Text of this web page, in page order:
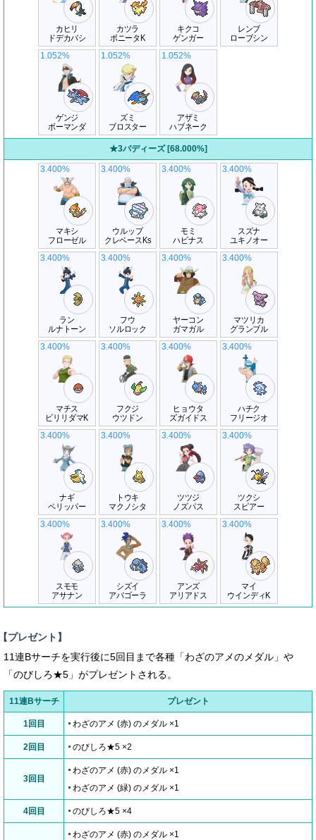
カヒリ
ドデカバシ
カツラ
ポニータK
キクコ
ゲンガー
レンブ
ローブシン
ゲンジ
ボーマンダ
1.052%
ズミ
ブロスター
1.052%
アザミ
ハブネーク
1.052%
★3バディーズ [68.000%]
マキシ
フローゼル
3.400%
ウルップ
クレベースKs
3.400%
モミ
ハピナス
3.400%
スズナ
ユキノオー
3.400%
ラン
ルナトーン
3.400%
フウ
ソルロック
3.400%
ヤーコン
ガマガル
3.400%
マツリカ
グランブル
3.400%
マチス
ビリリダマK
3.400%
フクジ
ウツドン
3.400%
ヒョウタ
ズガイドス
3.400%
ハチク
フリージオ
3.400%
ナギ
ペリッパー
3.400%
トウキ
マクノシタ
3.400%
ツツジ
ノズパス
3.400%
ツクシ
スピアー
3.400%
スモモ
アサナン
3.400%
シズイ
アバゴーラ
3.400%
アンズ
アリアドス
3.400%
マイ
ウインディK
3.400%
プレゼント】
11連Bサーチを実行後に5回目まで各種「わざのアメのメダル」や
「のびしろ★5」がプレゼントされる。
11連Bサーチ プレゼント
1回目 わざのアメ (赤) のメダル ×1
2回目 のびしろ★5 ×2
3回目
わざのアメ (赤) のメダル ×1
わざのアメ (緑) のメダル ×1
4回目 のびしろ★5 ×4
わざのアメ (赤) のメダル ×1